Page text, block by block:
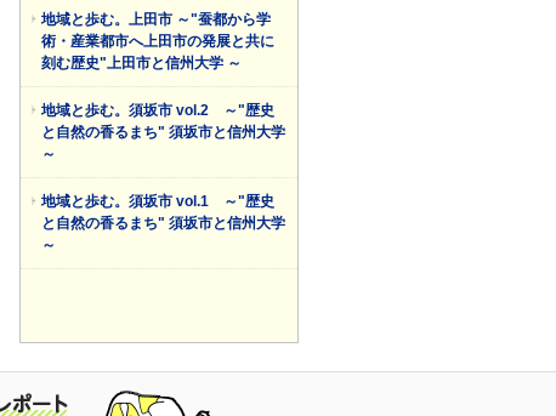
地域と歩む。上田市 ～"蚕都から学
術・産業都市へ上田市の発展と共に
刻む歴史"上田市と信州大学 ～
地域と歩む。須坂市 vol.2 ～"歴史
と自然の香るまち" 須坂市と信州大学
～
地域と歩む。須坂市 vol.1 ～"歴史
と自然の香るまち" 須坂市と信州大学
～
特別レポート